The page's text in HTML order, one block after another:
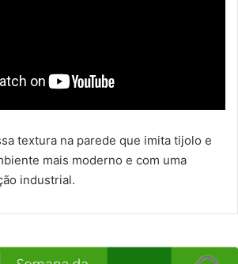
textura na parede que imita tijolo e
mais moderno e com uma
industrial.